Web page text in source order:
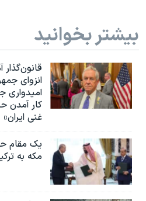
بیشتر بخوانید
انزوای
امیدواری
کار آمدن
غنی ایران»
یک مقام
مکه به